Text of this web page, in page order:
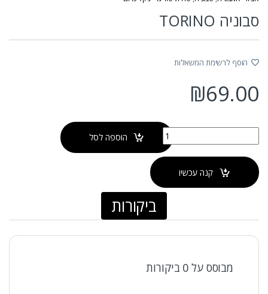
סבוניה TORINO
הוסף לרשימת המשאלות
₪69.00
הוספה לסל
קנה עכשיו
ביקורות
מבוסס על 0 ביקורות